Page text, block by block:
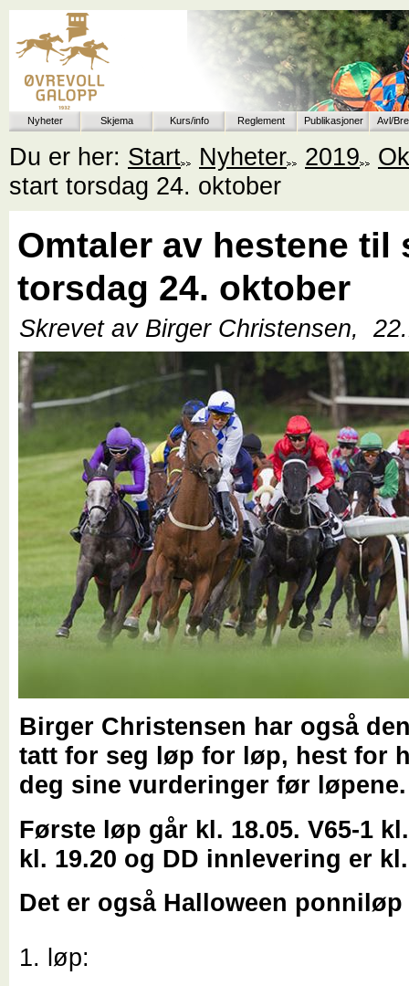
Nyheter Skjema Kurs/info Reglement Publikasjoner Avl/
Du er her: Start Nyheter 2019
start torsdag 24. oktober
Omtaler av hestene til
torsdag 24. oktober
Skrevet av Birger Christensen,
Birger Christensen har også
tatt for seg løp for løp, hest for
deg sine vurderinger før løpene.
Første løp går kl. 18.05. V65-1
kl. 19.20 og DD innlevering er
Det er også Halloween ponniløp
1. løp: